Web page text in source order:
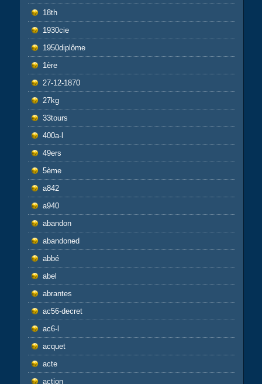
18th
1930cie
1950diplôme
1ère
27-12-1870
27kg
33tours
400a-l
49ers
5ème
a842
a940
abandon
abandoned
abbé
abel
abrantes
ac56-decret
ac6-l
acquet
acte
action